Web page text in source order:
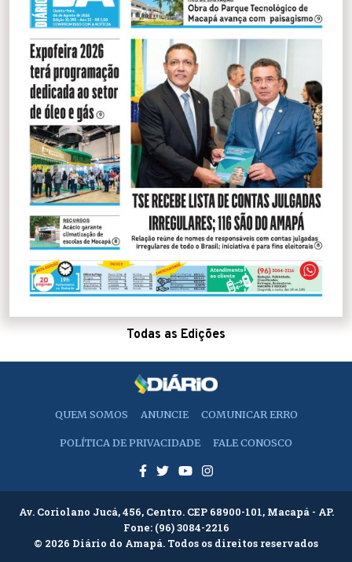
Todas as Edições
QUEM SOMOS ANUNCIE COMUNICAR ERRO
POLÍTICA DE PRIVACIDADE FALE CONOSCO
Av. Coriolano Jucá, 456, Centro. CEP 68900-101, Macapá - AP.
Fone: (96) 3084-2216
© 2026 Diário do Amapá. Todos os direitos reservados